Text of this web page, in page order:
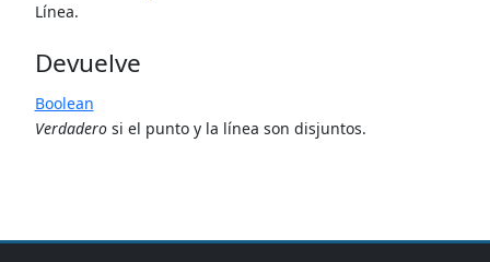
Línea.
Devuelve
Boolean
Verdaderosi el punto y la línea son disjuntos.